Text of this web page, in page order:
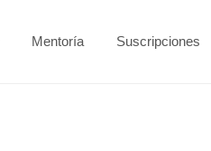
Mentoría Suscripciones